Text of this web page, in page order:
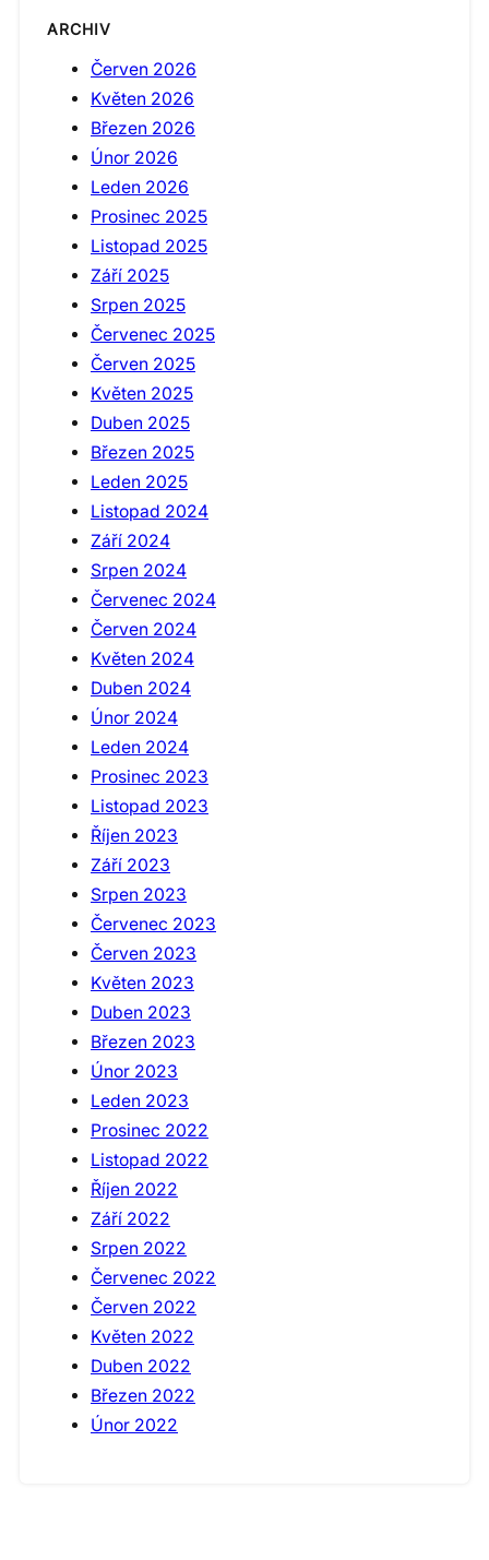
ARCHIV
Červen 2026
Květen 2026
Březen 2026
Únor 2026
Leden 2026
Prosinec 2025
Listopad 2025
Září 2025
Srpen 2025
Červenec 2025
Červen 2025
Květen 2025
Duben 2025
Březen 2025
Leden 2025
Listopad 2024
Září 2024
Srpen 2024
Červenec 2024
Červen 2024
Květen 2024
Duben 2024
Únor 2024
Leden 2024
Prosinec 2023
Listopad 2023
Říjen 2023
Září 2023
Srpen 2023
Červenec 2023
Červen 2023
Květen 2023
Duben 2023
Březen 2023
Únor 2023
Leden 2023
Prosinec 2022
Listopad 2022
Říjen 2022
Září 2022
Srpen 2022
Červenec 2022
Červen 2022
Květen 2022
Duben 2022
Březen 2022
Únor 2022